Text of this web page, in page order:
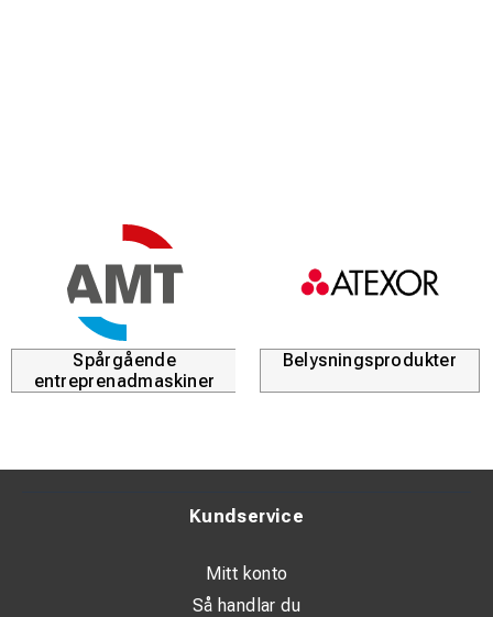
Spårgående
entreprenadmaskiner
Belysningsprodukter
Kundservice
Mitt konto
Så handlar du